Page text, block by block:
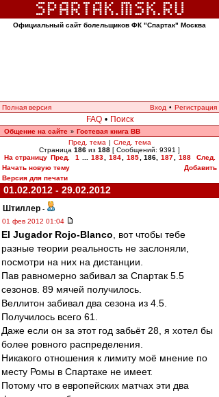
Официальный сайт болельщиков ФК "Спартак" Москва
Полная версия Вход • Регистрация
FAQ • Поиск
Общение на сайте » Гостевая книга ВВ
Пред. тема | След. тема
Страница 186 из 188 [ Сообщений: 9391 ]
На страницу Пред. 1 183 184 185 186, 187 188
След.
Начать новую тему
Добавить
Версия для печати
01.02.2012 - 29.02.2012
Штиллер -
01 фев 2012 01:04
El Jugador Rojo-Blanco , вот чтобы тебе
разные теории реальность не заслоняли,
посмотри на них на дистанции.
Пав равномерно забивал за Спартак 5.5
сезонов. 89 мячей получилось.
Веллитон забивал два сезона из 4.5.
Получилось всего 61.
Даже если он за этот год забьёт 28, я хотел бы
более ровного распределения.
Никакого отношения к лимиту моё мнение по
месту Ромы в Спартаке не имеет.
Потому что в европейских матчах эти два